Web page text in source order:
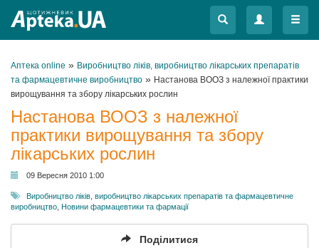
Меню
Меню
Аптека online » Виробництво ліків, виробництво лікарських препаратів
та фармацевтичне виробництво » Настанова ВООЗ з належної практики
вирощування та збору лікарських рослин
Настанова ВООЗ з належної
практики вирощування та збору
лікарських рослин
09 Вересня 2010 1:00
Виробництво ліків, виробництво лікарських препаратів та фармацевтичне
виробництво Новини фармацевтики та фармації
Поділитися